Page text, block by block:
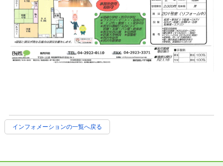
インフォメーションの一覧へ戻る